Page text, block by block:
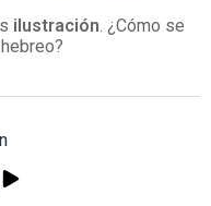
ilustración. ¿Cómo se